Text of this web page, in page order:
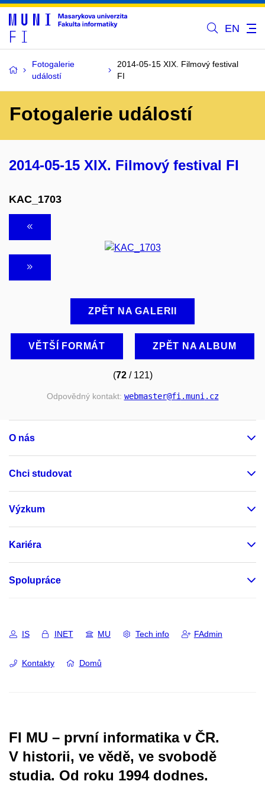
EN
Fotogalerie
událostí
2014-05-15 XIX. Filmový festival
FI
Fotogalerie událostí
2014-05-15 XIX. Filmový festival FI
KAC_1703
ZPĚT NA GALERII
VĚTŠÍ FORMÁT ZPĚT NA ALBUM
(72/ 121)
Odpovědný kontakt: webmaster@fi.muni.cz
O nás
Chci studovat
Výzkum
Kariéra
Spolupráce
IS INET MU Tech info FAdmin
Kontakty Domů
FI MU – první informatika v ČR.
V historii, ve vědě, ve svobodě
studia. Od roku 1994 dodnes.